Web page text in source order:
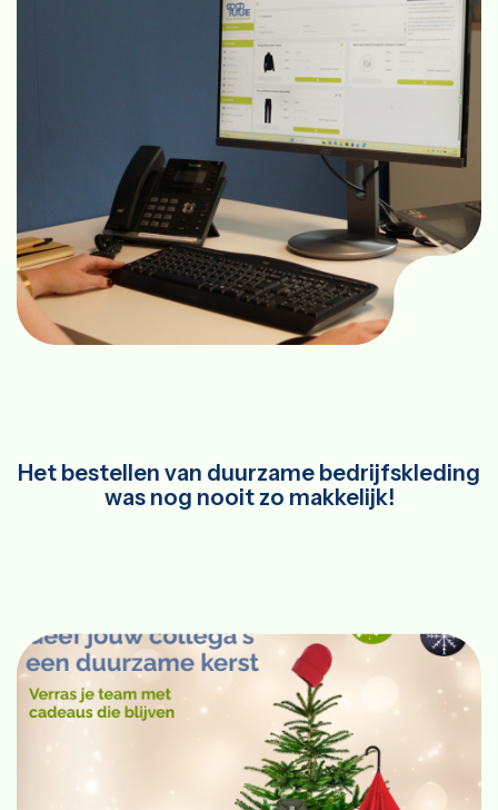
Het bestellen van duurzame bedrijfskleding
was nog nooit zo makkelijk!